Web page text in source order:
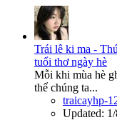
Trái lê ki ma -
tuổi thơ ngày hè
Mỗi khi mùa hè
thể chúng ta...
traicayhp-
Updated: